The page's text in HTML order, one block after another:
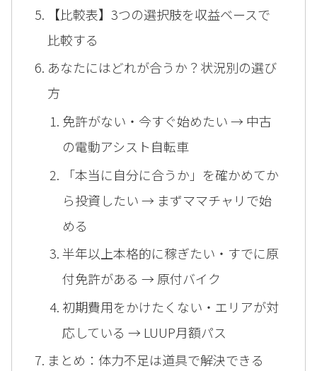
【比較表】3つの選択肢を収益ベースで
比較する
あなたにはどれが合うか？状況別の選び
方
免許がない・今すぐ始めたい → 中古
の電動アシスト自転車
「本当に自分に合うか」を確かめてか
ら投資したい → まずママチャリで始
める
半年以上本格的に稼ぎたい・すでに原
付免許がある → 原付バイク
初期費用をかけたくない・エリアが対
応している → LUUP月額パス
まとめ：体力不足は道具で解決できる